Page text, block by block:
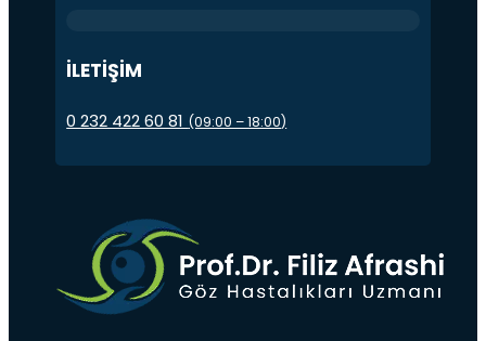
İLETİŞİM
0 232 422 60 81 (09:00 – 18:00)